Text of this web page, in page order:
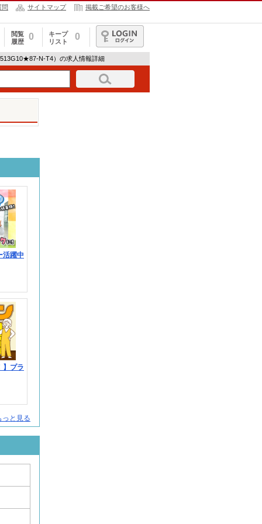
問 サイトマップ 掲載ご希望のお客様へ
閲覧
履歴
0
キープ
リスト
0
ログイン
N-T4）の求人情報詳細
活躍中
】プラ
と見る